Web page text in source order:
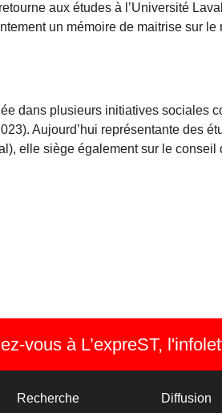
aux études à l’Université
un mémoire de maitrise sur le
dans plusieurs initiatives sociales
Aujourd’hui représentante des
elle siège également sur le conseil
vous à L’expreST,
Recherche
Diffusion